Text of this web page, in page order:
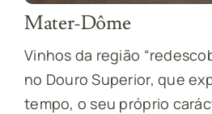
Mater-Dôme
Vinhos da região
no Douro Superior, que
tempo, o seu próprio